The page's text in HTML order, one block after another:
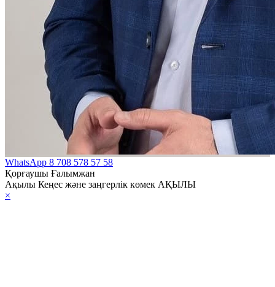
WhatsApp 8 708 578 57 58
Қорғаушы Ғалымжан
Ақылы Кеңес және заңгерлік көмек АҚЫЛЫ
×